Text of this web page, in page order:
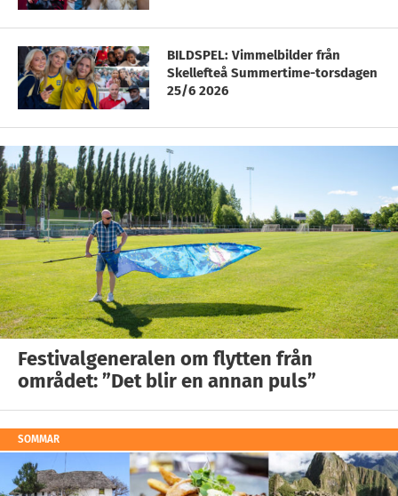
BILDSPEL: Vimmelbilder från
Skellefteå Summertime-torsdagen
25/6 2026
Festivalgeneralen om flytten från
området: ”Det blir en annan puls”
SOMMAR